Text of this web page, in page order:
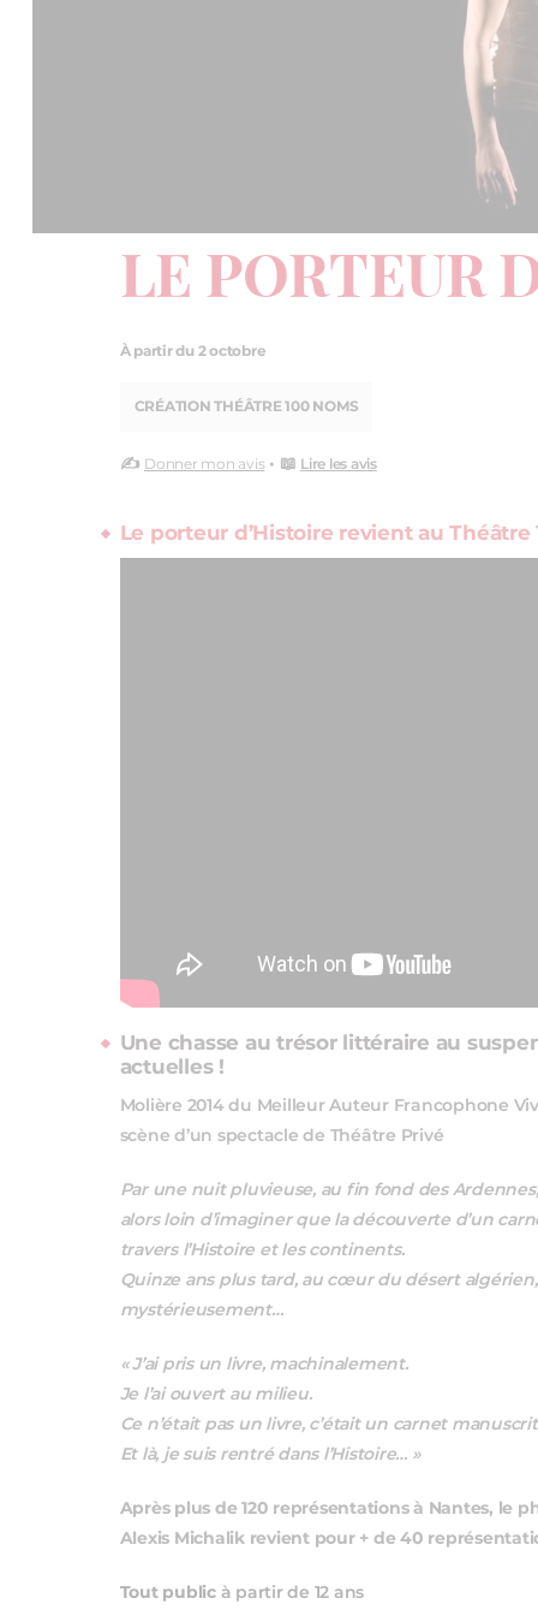
LE PORTEUR
À partir du 2 octobre
CRÉATION THÉÂTRE 100 NOMS
✍️ Donner mon avis• 📖 Lire les avis
Le porteur d’Histoire revient au Théâtre
Une chasse au trésor littéraire au
actuelles !
Molière 2014 du Meilleur Auteur Francophone
scène d’un spectacle de Théâtre Privé
Par une nuit pluvieuse, au fin fond des
alors loin d’imaginer que la découverte d’un
travers l’Histoire et les continents.
Quinze ans plus tard, au cœur du désert
mystérieusement…
« J’ai pris un livre, machinalement.
Je l’ai ouvert au milieu.
Ce n’était pas un livre, c’était un carnet
Et là, je suis rentré dans l’Histoire… »
Après plus de 120 représentations à Nantes, le
Alexis Michalik revient pour + de 40
Tout public à partir de 12 ans